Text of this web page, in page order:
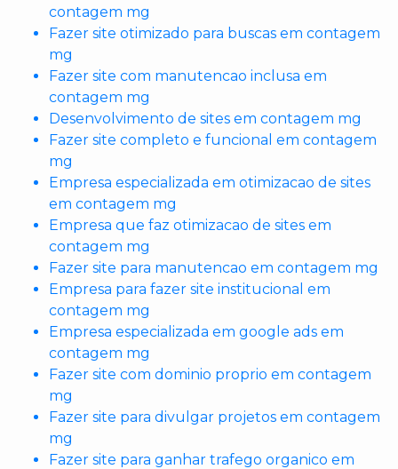
contagem mg
Fazer site otimizado para buscas em contagem
mg
Fazer site com manutencao inclusa em
contagem mg
Desenvolvimento de sites em contagem mg
Fazer site completo e funcional em contagem
mg
Empresa especializada em otimizacao de sites
em contagem mg
Empresa que faz otimizacao de sites em
contagem mg
Fazer site para manutencao em contagem mg
Empresa para fazer site institucional em
contagem mg
Empresa especializada em google ads em
contagem mg
Fazer site com dominio proprio em contagem
mg
Fazer site para divulgar projetos em contagem
mg
Fazer site para ganhar trafego organico em